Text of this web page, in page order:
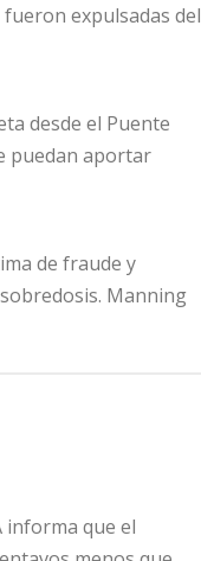
expulsadas del
desde el Puente
puedan aportar
de fraude y
Manning
informa que el